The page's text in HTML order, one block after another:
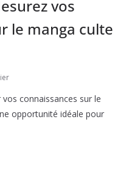
vos
le manga culte
connaissances sur le
opportunité idéale pour